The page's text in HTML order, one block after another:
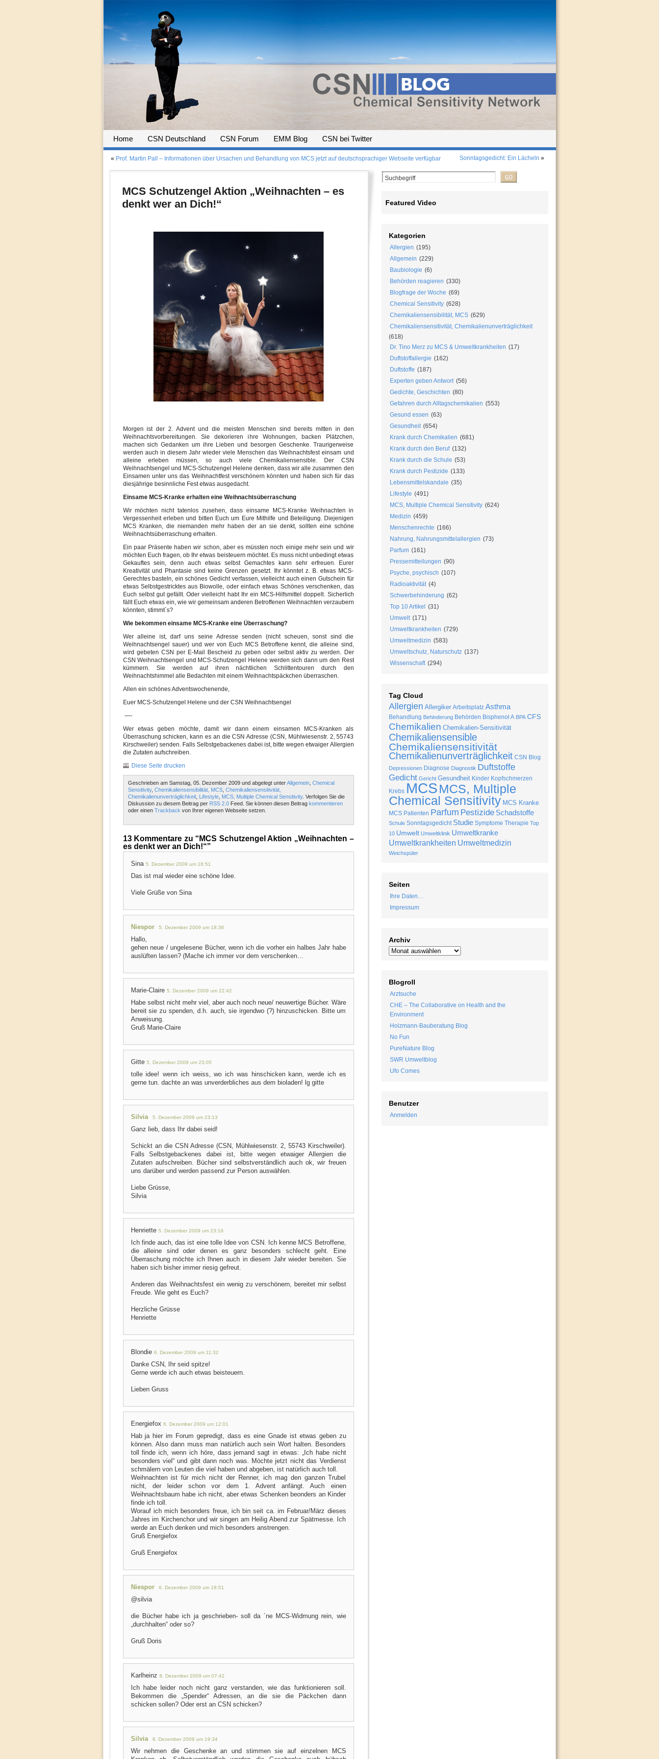
Home CSN Deutschland CSN Forum EMM Blog CSN bei Twitter
« Prof. Martin Pall – Informationen über Ursachen und Behandlung von MCS jetzt auf deutschsprachiger Webseite verfügbar Sonntagsgedicht: Ein Lächeln »
MCS Schutzengel Aktion „Weihnachten – es
denkt wer an Dich!“
Morgen ist der 2. Advent und die meisten Menschen sind bereits mitten in den
Weihnachtsvorbereitungen. Sie dekorieren ihre Wohnungen, backen Plätzchen,
machen sich Gedanken um ihre Lieben und besorgen Geschenke. Traurigerweise
werden auch in diesem Jahr wieder viele Menschen das Weihnachtsfest einsam und
alleine erleben müssen, so auch viele Chemikaliensensible. Der CSN
Weihnachtsengel und MCS-Schutzengel Helene denken, dass wir alle zusammen den
Einsamen unter uns das Weihnachtfest verschönern könnten und haben sich für das
diesjährige besinnliche Fest etwas ausgedacht.
Einsame MCS-Kranke erhalten eine Weihnachtsüberraschung
Wir möchten nicht tatenlos zusehen, dass einsame MCS-Kranke Weihnachten in
Vergessenheit erleben und bitten Euch um Eure Mithilfe und Beteiligung. Diejenigen
MCS Kranken, die niemanden mehr haben der an sie denkt, sollten eine schöne
Weihnachtsüberraschung erhalten.
Ein paar Präsente haben wir schon, aber es müssten noch einige mehr sein und wir
möchten Euch fragen, ob Ihr etwas beisteuern möchtet. Es muss nicht unbedingt etwas
Gekauftes sein, denn auch etwas selbst Gemachtes kann sehr erfreuen. Eurer
Kreativität und Phantasie sind keine Grenzen gesetzt. Ihr könntet z. B. etwas MCS-
Gerechtes basteln, ein schönes Gedicht verfassen, vielleicht auch einen Gutschein für
etwas Selbstgestricktes aus Biowolle, oder einfach etwas Schönes verschenken, das
Euch selbst gut gefällt. Oder vielleicht habt Ihr ein MCS-Hilfsmittel doppelt. Sicherlich
fällt Euch etwas ein, wie wir gemeinsam anderen Betroffenen Weihnachten verzaubern
könnten, stimmt´s?
Wie bekommen einsame MCS-Kranke eine Überraschung?
Wer alleine ist, darf uns seine Adresse senden (nicht scheuen, sonst sind die
Weihnachtsengel sauer) und wer von Euch MCS Betroffene kennt, die alleine sind,
wird gebeten CSN per E-Mail Bescheid zu geben oder selbst aktiv zu werden. Der
CSN Weihnachtsengel und MCS-Schutzengel Helene werden sich dann um den Rest
kümmern. Sie werden auf ihren nächtlichen Schlittentouren durch den
Weihnachtshimmel alle Bedachten mit einem Weihnachtspäckchen überraschen.
Allen ein schönes Adventswochenende,
Euer MCS-Schutzengel Helene und der CSN Weihnachtsengel
—-
Wer etwas geben möchte, damit wir dann einem einsamen MCS-Kranken als
Überraschung schicken, kann es an die CSN Adresse (CSN, Mühlwiesenstr. 2, 55743
Kirschweiler) senden. Falls Selbstgebackenes dabei ist, bitte wegen etwaiger Allergien
die Zutaten aufschreiben.
Diese Seite drucken
Geschrieben am Samstag, 05. Dezember 2009 und abgelegt unterAllgemein, Chemical
Sensitivity, Chemikaliensensibilität, MCS, Chemikaliensensitivität,
Chemikalienunverträglichkeit, Lifestyle, MCS, Multiple Chemical Sensitivity. Verfolgen Sie die
Diskussion zu diesem Beitrag per RSS 2.0Feed. Sie können diesen Beitrag kommentieren
oder einen Trackback von Ihrer eigenen Webseite setzen.
13 Kommentare zu “MCS Schutzengel Aktion „Weihnachten –
es denkt wer an Dich!“”
Sina 5. Dezember 2009 um 16:51
Das ist mal wieder eine schöne Idee.
Viele Grüße von Sina
Niespor 5. Dezember 2009 um 18:36
Hallo,
gehen neue / ungelesene Bücher, wenn ich die vorher ein halbes Jahr habe
auslüften lassen? (Mache ich immer vor dem verschenken…
Marie-Claire 5. Dezember 2009 um 22:42
Habe selbst nicht mehr viel, aber auch noch neue/ neuwertige Bücher. Wäre
bereit sie zu spenden, d.h. auch, sie irgendwo (?) hinzuschicken. Bitte um
Anweisung.
Gruß Marie-Claire
Gitte 5. Dezember 2009 um 23:05
tolle idee! wenn ich weiss, wo ich was hinschicken kann, werde ich es
gerne tun. dachte an was unverderbliches aus dem bioladen! lg gitte
Silvia 5. Dezember 2009 um 23:13
Ganz lieb, dass Ihr dabei seid!
Schickt an die CSN Adresse (CSN, Mühlwiesenstr. 2, 55743 Kirschweiler).
Falls Selbstgebackenes dabei ist, bitte wegen etwaiger Allergien die
Zutaten aufschreiben. Bücher sind selbstverständlich auch ok, wir freuen
uns darüber und werden passend zur Person auswählen.
Liebe Grüsse,
Silvia
Henriette 5. Dezember 2009 um 23:16
Ich finde auch, das ist eine tolle Idee von CSN. Ich kenne MCS Betroffene,
die alleine sind oder denen es ganz besonders schlecht geht. Eine
Überraschung möchte ich Ihnen auch in diesem Jahr wieder bereiten. Sie
haben sich bisher immer riesig gefreut.
Anderen das Weihnachtsfest ein wenig zu verschönern, bereitet mir selbst
Freude. Wie geht es Euch?
Herzliche Grüsse
Henriette
Blondie 6. Dezember 2009 um 11:32
Danke CSN, Ihr seid spitze!
Gerne werde ich auch etwas beisteuern.
Lieben Gruss
Energiefox 6. Dezember 2009 um 12:01
Hab ja hier im Forum gepredigt, dass es eine Gnade ist etwas geben zu
können. Also dann muss man natürlich auch sein Wort halten. Besonders
toll finde ich, wenn ich höre, dass jemand sagt in etwas: „Ich habe nicht
besonders viel“ und gibt dann noch was. Möchte jetzt nicht das Verdienst
schmälern von Leuten die viel haben und abgeben, ist natürlich auch toll.
Weihnachten ist für mich nicht der Renner, ich mag den ganzen Trubel
nicht, der leider schon vor dem 1. Advent anfängt. Auch einen
Weihnachtsbaum habe ich nicht, aber etwas Schenken beonders an Kinder
finde ich toll.
Worauf ich mich besonders freue, ich bin seit ca. im Februar/März dieses
Jahres im Kirchenchor und wir singen am Heilig Abend zur Spätmesse. Ich
werde an Euch denken und mich besonders anstrengen.
Gruß Energiefox
Gruß Energiefox
Niespor 6. Dezember 2009 um 18:51
@silvia
die Bücher habe ich ja geschrieben- soll da ´ne MCS-Widmung rein, wie
„durchhalten“ oder so?
Gruß Doris
Karlheinz 8. Dezember 2009 um 07:42
Ich habe leider noch nicht ganz verstanden, wie das funktionieren soll.
Bekommen die „Spender“ Adressen, an die sie die Päckchen dann
schicken sollen? Oder erst an CSN schicken?
Silvia 8. Dezember 2009 um 19:34
Wir nehmen die Geschenke an und stimmen sie auf einzelnen MCS
Featured Video
Kategorien
Allergien (195)
Allgemein (229)
Baubiologie (6)
Behörden reagieren (330)
Blogfrage der Woche (69)
Chemical Sensitivity (628)
Chemikaliensensibilität, MCS (629)
Chemikaliensensitivität, Chemikalienunverträglichkeit
(618)
Dr. Tino Merz zu MCS & Umweltkrankheiten (17)
Duftstoffallergie (162)
Duftstoffe (187)
Experten geben Antwort (56)
Gedichte, Geschichten (80)
Gefahren durch Alltagschemikalien (553)
Gesund essen (63)
Gesundheit (654)
Krank durch Chemikalien (681)
Krank durch den Beruf (132)
Krank durch die Schule (53)
Krank durch Pestizide (133)
Lebensmittelskandale (35)
Lifestyle (491)
MCS, Multiple Chemical Sensitivity (624)
Medizin (459)
Menschenrechte (166)
Nahrung, Nahrungsmittelallergien (73)
Parfum (161)
Pressemitteilungen (90)
Psyche, psychisch (107)
Radioaktivität (4)
Schwerbehinderung (62)
Top 10 Artikel
(31)
Umwelt (171)
Umweltkrankheiten (729)
Umweltmedizin (583)
Umweltschutz, Naturschutz (137)
Wissenschaft (294)
Tag Cloud
Allergien Allergiker Arbeitsplatz Asthma
Behandlung Behinderung Behörden Bisphenol A BPA CFS
Chemikalien Chemikalien-Sensitivität
Chemikaliensensible
Chemikaliensensitivität
Chemikalienunverträglichkeit CSN Blog
Depressionen Diagnose Diagnostik Duftstoffe
Gedicht Gericht Gesundheit Kinder Kopfschmerzen
Krebs MCS MCS, Multiple
Chemical Sensitivity MCS Kranke
MCS Patienten Parfum Pestizide Schadstoffe
Schule Sonntagsgedicht Studie Symptome Therapie Top
10 Umwelt Umweltklinik Umweltkranke
Umweltkrankheiten Umweltmedizin
Weichspüler
Seiten
Ihre Daten…
Impressum
Archiv
Blogroll
Arztsuche
CHE – The Collaborative on Health and the
Environment
Holzmann-Bauberatung Blog
No Fun
PureNature Blog
SWR Umweltblog
Ufo Comes
Benutzer
Anmelden